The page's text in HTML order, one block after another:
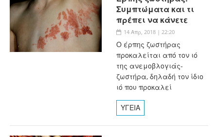
Συμπτώματα και τι
πρέπει να κάνετε
14 Απρ, 2018 | 22:20
Ο έρπης ζωστήρας
προκαλείται από τον ιό
της ανεμοβλογιάς-
ζωστήρα, δηλαδή τον ίδιο
ιό που προκαλεί
ΥΓΕΙΑ